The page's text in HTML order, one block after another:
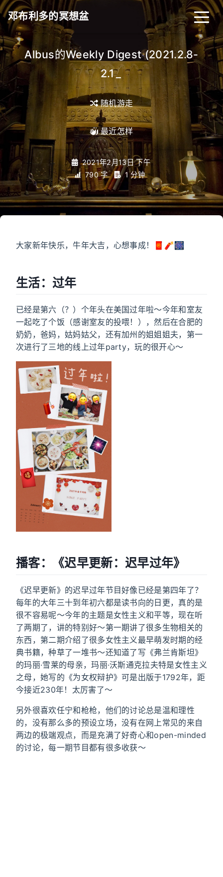
邓布利多的冥想盆
Albus的Weekly Digest (2021.2.8-
2.14)_
随机游走
最近怎样
2021年2月13日 下午
790 字
1 分钟
大家新年快乐，牛年大吉，心想事成！🧧🧨🎆
生活：过年
已经是第六（？）个年头在美国过年啦～今年和室友
一起吃了个饭（感谢室友的投喂！），然后在合肥的
奶奶，爸妈，姑妈姑父，还有加州的姐姐姐夫，第一
次进行了三地的线上过年party，玩的很开心～
播客：《迟早更新：迟早过年》
《迟早更新》的迟早过年节目好像已经是第四年了？
每年的大年三十到年初六都是读书向的日更，真的是
很不容易呢～今年的主题是女性主义和平等，现在听
了两期了，讲的特别好～第一期讲了很多生物相关的
东西，第二期介绍了很多女性主义最早萌发时期的经
典书籍，种草了一堆书～还知道了写《弗兰肯斯坦》
的玛丽·雪莱的母亲，玛丽·沃斯通克拉夫特是女性主义
之母，她写的《为女权辩护》可是出版于1792年，距
今接近230年！太厉害了～
另外很喜欢任宁和枪枪，他们的讨论总是温和理性
的，没有那么多的预设立场，没有在网上常见的来自
两边的极端观点，而是充满了好奇心和open-minded
的讨论，每一期节目都有很多收获～